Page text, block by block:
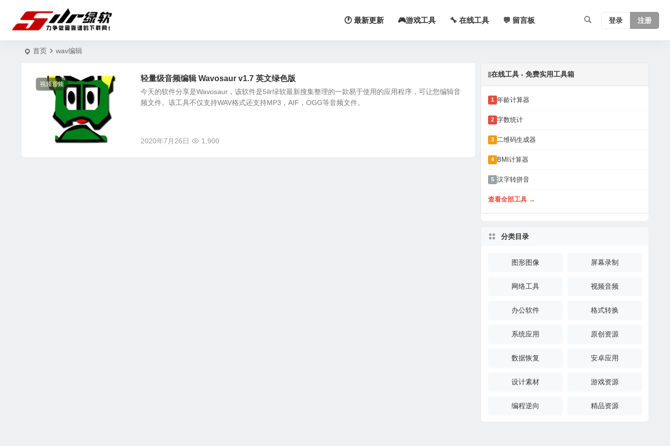
🕐 最新更新 🎮游戏工具 🔧 在线工具 💬 留言板 登录 注册
首页 wav编辑
视频音频
轻量级音频编辑 Wavosaur v1.7 英文绿色版
今天的软件分享是Wavosaur，该软件是5ilr绿软最新搜集整理的一款易于使用的应用程序，可让您编辑音
频文件。该工具不仅支持WAV格式还支持MP3，AIF，OGG等音频文件。
2020年7月26日 1,900
在线工具 - 免费实用工具箱
1 年龄计算器
2 字数统计
3 二维码生成器
4 BMI计算器
5 汉字转拼音
查看全部工具 →
分类目录
图形图像 屏幕录制
网络工具 视频音频
办公软件 格式转换
系统应用 原创资源
数据恢复 安卓应用
设计素材 游戏资源
编程逆向 精品资源